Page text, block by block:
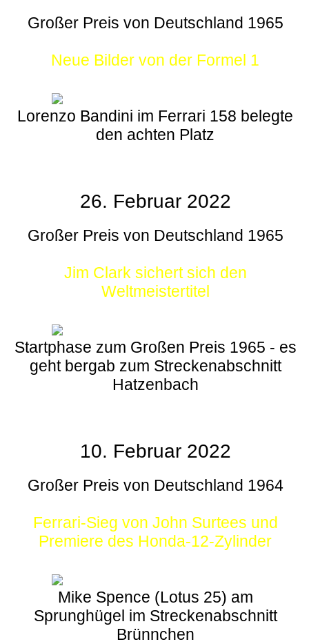
Großer Preis von Deutschland 1965
Neue Bilder von der Formel 1
Lorenzo Bandini im Ferrari 158 belegte
den achten Platz
26. Februar 2022
Großer Preis von Deutschland 1965
Jim Clark sichert sich den
Weltmeistertitel
Startphase zum Großen Preis 1965 - es
geht bergab zum Streckenabschnitt
Hatzenbach
10. Februar 2022
Großer Preis von Deutschland 1964
Ferrari-Sieg von John Surtees und
Premiere des Honda-12-Zylinder
Mike Spence (Lotus 25) am
Sprunghügel im Streckenabschnitt
Brünnchen